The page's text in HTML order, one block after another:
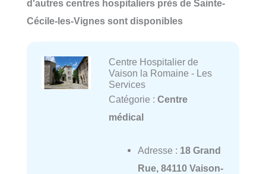
d'autres centres hospitaliers près de Sainte-
Cécile-les-Vignes sont disponibles
Centre Hospitalier de
Vaison la Romaine - Les
Services
Catégorie : Centre
médical
Adresse : 18 Grand
Rue, 84110 Vaison-